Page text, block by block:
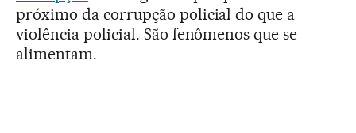
próximo da corrupção policial do que a
violência policial. São fenômenos que se
alimentam.